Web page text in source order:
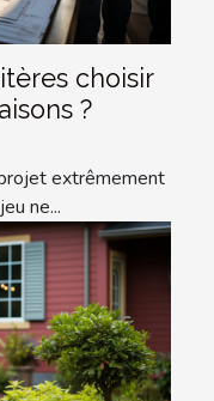
choisir
?
extrêmement
ne...